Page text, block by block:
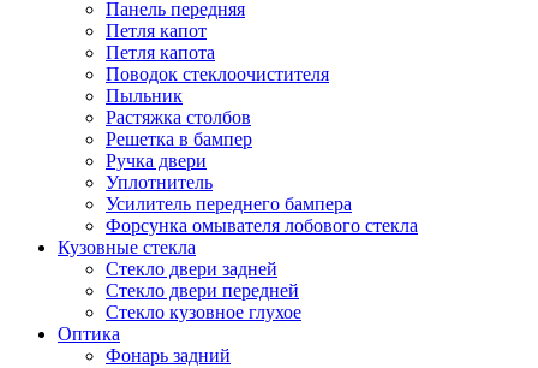
Панель передняя
Петля капот
Петля капота
Поводок стеклоочистителя
Пыльник
Растяжка столбов
Решетка в бампер
Ручка двери
Уплотнитель
Усилитель переднего бампера
Форсунка омывателя лобового стекла
Кузовные стекла
Стекло двери задней
Стекло двери передней
Стекло кузовное глухое
Оптика
Фонарь задний